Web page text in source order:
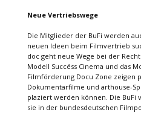
Neue Vertriebswege
Die Mitglieder der BuFi werden
neuen Ideen beim Filmvertrieb
doc geht neue Wege bei der
Modell Succéss Cinema und das
Filmförderung Docu Zone zeigen
Dokumentarfilme und arthouse-
plaziert werden können. Die BuFi
sie in der bundesdeutschen